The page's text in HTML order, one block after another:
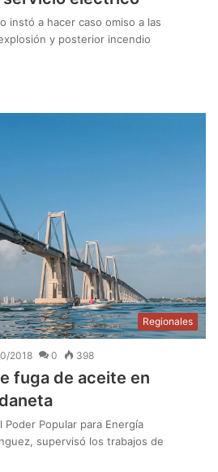
instó a hacer caso omiso a las
y posterior incendio
Regionales
2018 0 398
fuga de aceite en
Popular para Energía
supervisó los trabajos de